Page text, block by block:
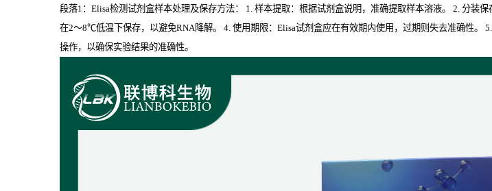
段落1：Elisa检测试剂盒样本处理及保存方法： 1. 样本提取：根据试剂盒说明，准确提取样本溶液。 2. 分装
在2～8℃低温下保存，以避免RNA降解。 4. 使用期限：Elisa试剂盒应在有效期内使用，过期则失去准确性
操作，以确保实验结果的准确性。